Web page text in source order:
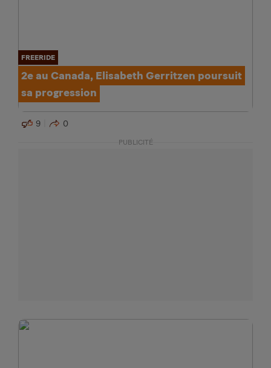
FREERIDE
2e au Canada, Elisabeth Gerritzen poursuit
sa progression
9 0
PUBLICITÉ